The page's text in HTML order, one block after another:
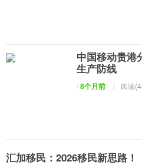
中国移动贵港
生产防线
/8个月前 / 阅读
汇加移民：2026移民新思路！